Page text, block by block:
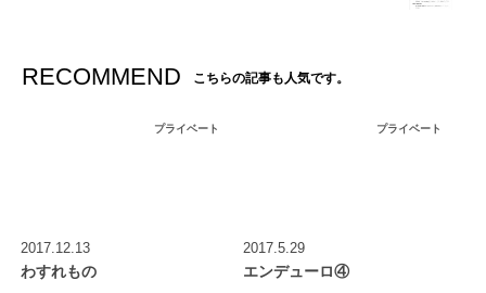
RECOMMEND こちらの記事も人気です。
プライベート
2017.12.13
わすれもの
プライベート
2017.5.29
エンデューロ④